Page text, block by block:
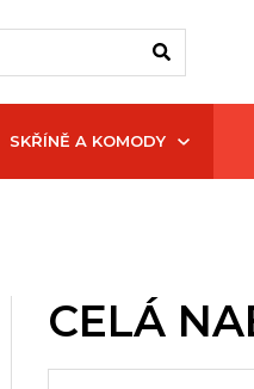
SKŘÍNĚ A KOMODY
CELÁ